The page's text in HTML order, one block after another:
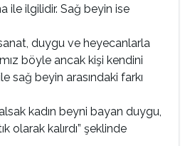
ile ilgilidir. Sağ beyin ise
duygu ve heyecanlarla
böyle ancak kişi kendini
sağ beyin arasındaki farkı
kadın beyni bayan duygu,
olarak kalırdı” şeklinde